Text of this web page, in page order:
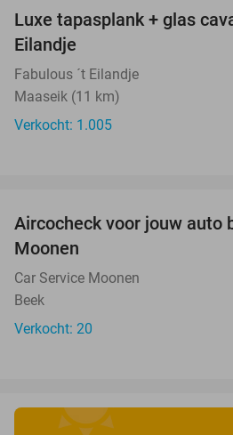
Luxe tapasplank + glas
Eilandje
Fabulous ´t Eilandje
Maaseik (11 km)
Verkocht: 1.005
Aircocheck voor jouw auto
Moonen
Car Service Moonen
Beek
Verkocht: 20